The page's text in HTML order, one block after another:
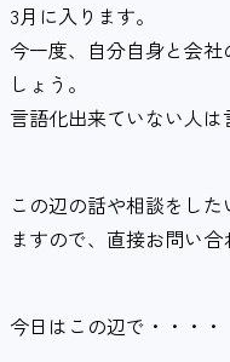
3月に入ります。
今一度、自分自身と会
しょう。
言語化出来ていない人は
この辺の話や相談をし
ますので、直接お問い合
今日はこの辺で・・・・